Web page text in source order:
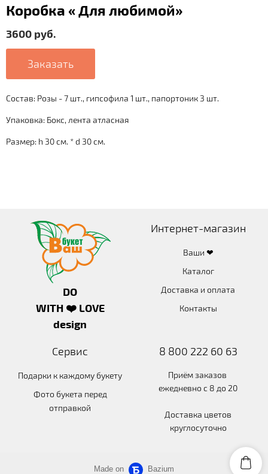
Коробка « Для любимой»
3600 руб.
Заказать
Состав: Розы - 7 шт., гипсофила 1 шт., папортоник 3 шт.
Упаковка: Бокс, лента атласная
Размер: h 30 см. * d 30 см.
DO
WITH ❤️ LOVE
design
Интернет-магазин
Ваши ❤
Каталог
Доставка и оплата
Контакты
Сервис
Подарки к каждому букету
Фото букета перед
отправкой
8 800 222 60 63
Приём заказов
ежедневно с 8 до 20
Доставка цветов
круглосуточно
Made on Bazium